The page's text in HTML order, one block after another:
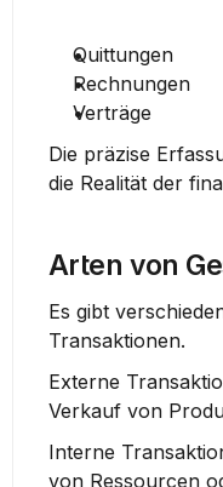
Quittungen
Rechnungen
Verträge
Die präzise
die Realität der
Arten von
Es gibt
Transaktionen.
Externe
Verkauf von
Interne
von Ressourcen